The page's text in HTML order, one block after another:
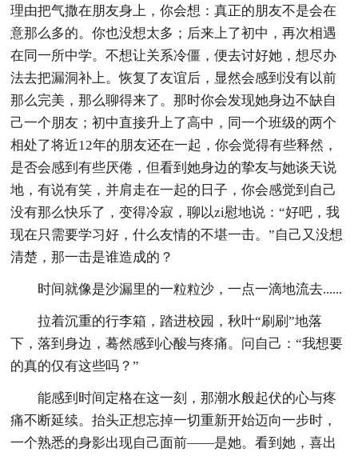
理由把气撒在朋友身上，你会想：真正的朋友不是会在
意那么多的。你也没想太多；后来上了初中，再次相遇
在同一所中学。不想让关系冷僵，便去讨好她，想尽办
法去把漏洞补上。恢复了友谊后，显然会感到没有以前
那么完美，那么聊得来了。那时你会发现她身边不缺自
己一个朋友；初中直接升上了高中，同一个班级的两个
相处了将近12年的朋友还在一起，你会觉得有些释然，
是否会感到有些厌倦，但看到她身边的挚友与她谈天说
地，有说有笑，并肩走在一起的日子，你会感觉到自己
没有那么快乐了，变得冷寂，聊以zi慰地说：“好吧，我
现在只需要学习好，什么友情的不堪一击。”自己又没想
清楚，那一击是谁造成的？
时间就像是沙漏里的一粒粒沙，一点一滴地流去......
拉着沉重的行李箱，踏进校园，秋叶“刷刷”地落
下，落到身边，蓦然感到心酸与疼痛。问自己：“我想要
的真的仅有这些吗？”
能感到时间定格在这一刻，那潮水般起伏的心与疼
痛不断延续。抬头正想忘掉一切重新开始迈向一步时，
一个熟悉的身影出现自己面前——是她。看到她，喜出